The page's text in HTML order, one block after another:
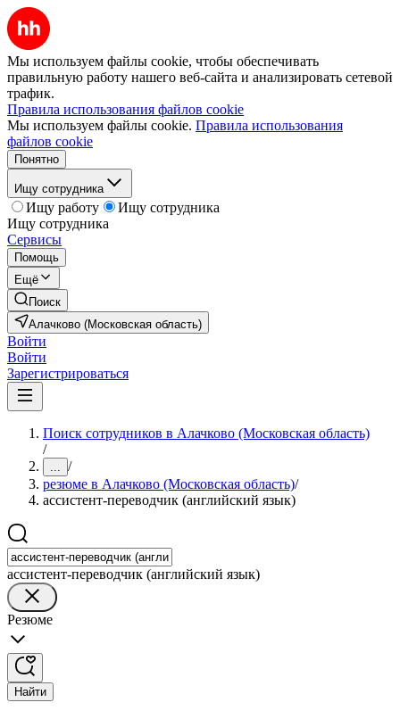
Мы используем файлы cookie, чтобы обеспечивать
правильную работу нашего веб-сайта и анализировать сетевой
трафик.
Правила использования файлов cookie
Мы используем файлы cookie. Правила использования
файлов cookie
Понятно
Ищу сотрудника
Ищу работу
Ищу сотрудника
Ищу сотрудника
Сервисы
Помощь
Ещё
Поиск
Алачково (Московская область)
Войти
Войти
Зарегистрироваться
Поиск сотрудников в Алачково (Московская область)
/
... /
резюме в Алачково (Московская область)/
ассистент-переводчик (английский язык)
ассистент-переводчик (английский язык)
Резюме
Найти